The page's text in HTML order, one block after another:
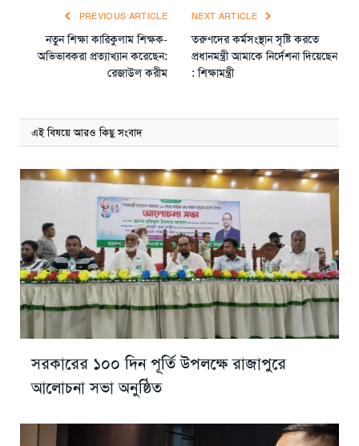
PREVIOUS ARTICLE
নতুন শিক্ষা কারিকুলাম শিক্ষক-
অভিভাবকরা প্রত্যাখ্যান করেছেন:
রেজাউল করীম
NEXT ARTICLE
তরুণদের কর্মসংস্থান সৃষ্টি করতে
প্রধানমন্ত্রী আমাকে নির্দেশনা দিয়েছেন
: শিক্ষামন্ত্রী
এই বিষয়ে আরও কিছু সংবাদ
সরকারের ১০০ দিন পূর্তি উপলক্ষে রাজাপুরে
আলোচনা সভা অনুষ্ঠিত